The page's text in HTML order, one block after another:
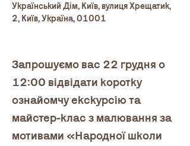
Український Дім, Київ, вулиця Хрещатик,
2, Київ, Україна, 01001
Запрошуємо вас 22 грудня о
12:00 відвідати коротку
ознайомчу екскурсію та
майстер-клас з малювання за
мотивами «Народної школи